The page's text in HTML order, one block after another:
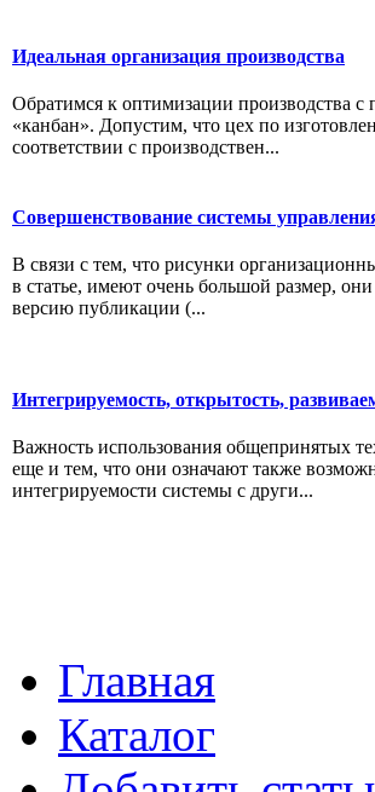
Идеальная организация производства
Обратимся к оптимизации производства
«канбан». Допустим, что цех по
соответствии с производствен...
Совершенствование системы
В связи с тем, что рисунки
в статье, имеют очень большой размер,
версию публикации (...
Интегрируемость, открытость,
Важность использования общепринятых
еще и тем, что они означают также
интегрируемости системы с други...
Главная
Каталог